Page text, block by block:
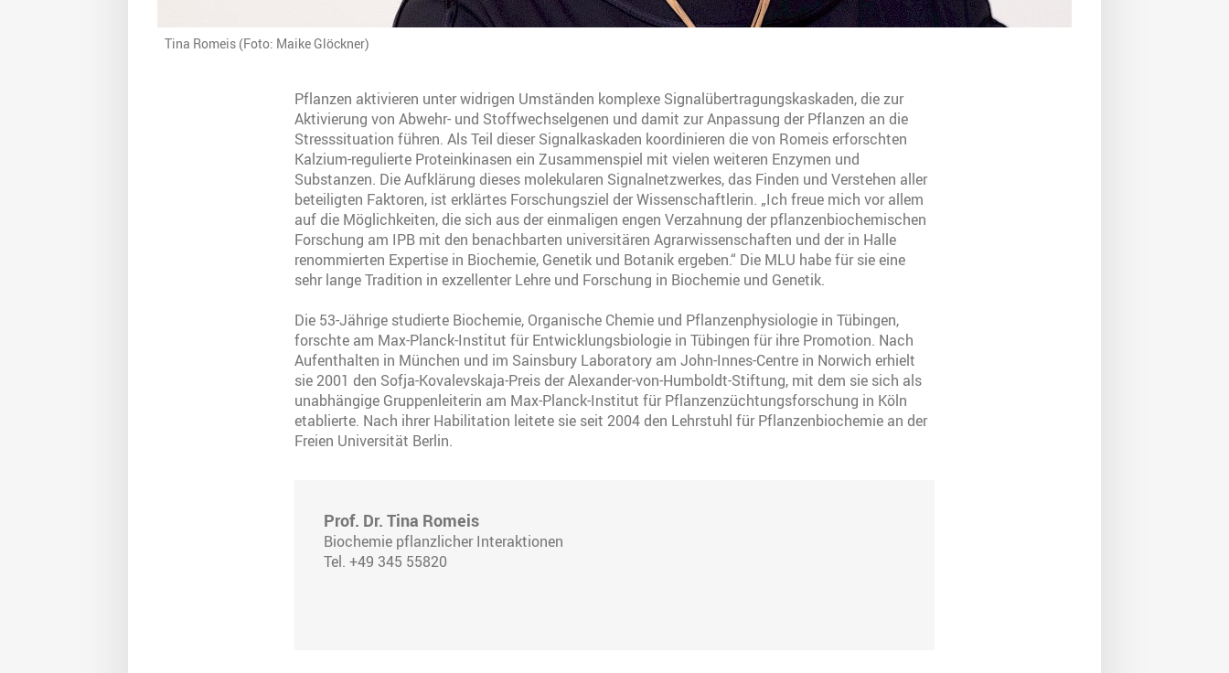
Tina Romeis (Foto: Maike Glöckner)
Pflanzen aktivieren unter widrigen Umständen komplexe Signalübertragungskaskaden, die zur
Aktivierung von Abwehr- und Stoffwechselgenen und damit zur Anpassung der Pflanzen an die
Stresssituation führen. Als Teil dieser Signalkaskaden koordinieren die von Romeis erforschten
Kalzium-regulierte Proteinkinasen ein Zusammenspiel mit vielen weiteren Enzymen und
Substanzen. Die Aufklärung dieses molekularen Signalnetzwerkes, das Finden und Verstehen aller
beteiligten Faktoren, ist erklärtes Forschungsziel der Wissenschaftlerin. „Ich freue mich vor allem
auf die Möglichkeiten, die sich aus der einmaligen engen Verzahnung der pflanzenbiochemischen
Forschung am IPB mit den benachbarten universitären Agrarwissenschaften und der in Halle
renommierten Expertise in Biochemie, Genetik und Botanik ergeben.“ Die MLU habe für sie eine
sehr lange Tradition in exzellenter Lehre und Forschung in Biochemie und Genetik.
Die 53-Jährige studierte Biochemie, Organische Chemie und Pflanzenphysiologie in Tübingen,
forschte am Max-Planck-Institut für Entwicklungsbiologie in Tübingen für ihre Promotion. Nach
Aufenthalten in München und im Sainsbury Laboratory am John-Innes-Centre in Norwich erhielt
sie 2001 den Sofja-Kovalevskaja-Preis der Alexander-von-Humboldt-Stiftung, mit dem sie sich als
unabhängige Gruppenleiterin am Max-Planck-Institut für Pflanzenzüchtungsforschung in Köln
etablierte. Nach ihrer Habilitation leitete sie seit 2004 den Lehrstuhl für Pflanzenbiochemie an der
Freien Universität Berlin.
Prof. Dr. Tina Romeis
Biochemie pflanzlicher Interaktionen
Tel. +49 345 55820